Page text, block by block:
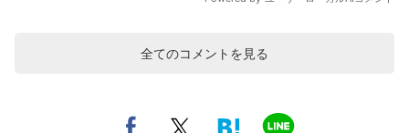
全てのコメントを見る